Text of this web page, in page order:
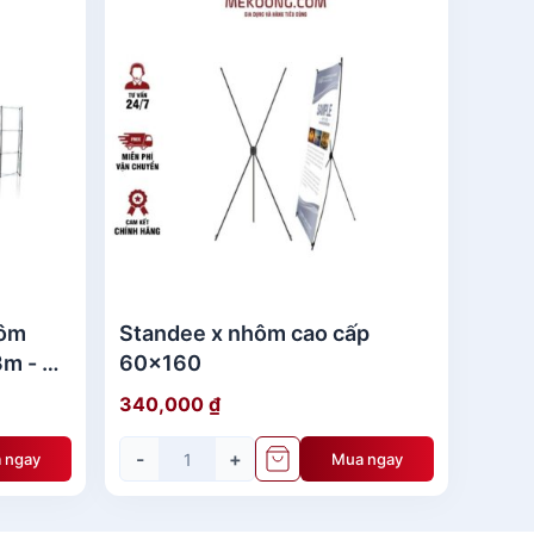
sản phẩm nhẹ nhàng và dễ dàng di
thông và quảng cáo như trưng bày sản
tâm thương mại, hội nghị, hội thảo, quảng
màu cao, đảm bảo hình ảnh in sắc nét,
hút sự chú ý đến sản phẩm.
- 3
ngay
Standee x nhôm cao cấp
60x160
340,000 ₫
- + Mua ngay